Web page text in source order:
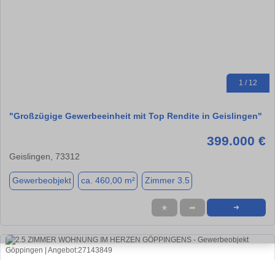
1 / 12
"Großzügige Gewerbeeinheit mit Top Rendite in Geislingen"
399.000 €
Geislingen, 73312
Gewerbeobjekt ca. 460,00 m² Zimmer 3.5
★ ➦ ➜